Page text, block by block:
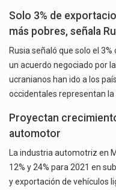
Solo 3% de
más pobres, señala
Rusia señaló que solo el
un acuerdo negociado por
ucranianos han ido a los
occidentales representan la
Proyectan
automotor
La industria automotriz en
12% y 24% para 2021 en
y exportación de vehículos